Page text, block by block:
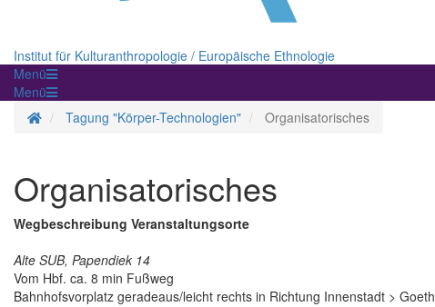
Institut für Kulturanthropologie / Europäische Ethnologie
Menü
Menü
Homepage
Tagung "Körper-Technologien" Organisatorisches
Organisatorisches
Wegbeschreibung Veranstaltungsorte
Alte SUB, Papendiek 14
Vom Hbf. ca. 8 min Fußweg
Bahnhofsvorplatz geradeaus/leicht rechts in Richtung Innenstadt >